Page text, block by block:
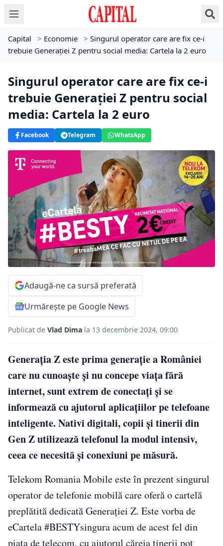
Capital > Economie > Singurul operator care are fix ce-i
trebuie Generației Z pentru social media: Cartela la 2 euro
Singurul operator care are fix ce-i
trebuie Generației Z pentru social
media: Cartela la 2 euro
Facebook Telegram WhatsApp
Adaugă-ne ca sursă preferată
Urmărește pe Google News
Publicat de Vlad Dima la 13 decembrie 2024, 09:00
Generația Z este prima generație a României
care nu cunoaște și nu concepe viața fără
internet, sunt extrem de conectați și se
informează cu ajutorul aplicațiilor pe telefoane
inteligente. Nativi digitali, copii și tinerii din
Gen Z utilizează telefonul la modul intensiv,
ceea ce necesită și conexiuni pe măsură.
Telekom Romania Mobile este în prezent singurul
operator de telefonie mobilă care oferă o cartelă
preplătită dedicată Generației Z. Este vorba de
eCartela #BESTYsingura acum de acest fel din
piața de telecom, cu ajutorul căreia tinerii pot